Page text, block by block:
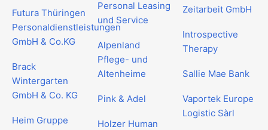
Futura Thüringen
Personaldienstleistungen
GmbH & Co.KG
Brack
Wintergarten
GmbH & Co. KG
Heim Gruppe
Personal Leasing
und Service
Alpenland
Pflege- und
Altenheime
Pink & Adel
Holzer Human
Zeitarbeit GmbH
Introspective
Therapy
Sallie Mae Bank
Vaportek Europe
Logistic Sàrl